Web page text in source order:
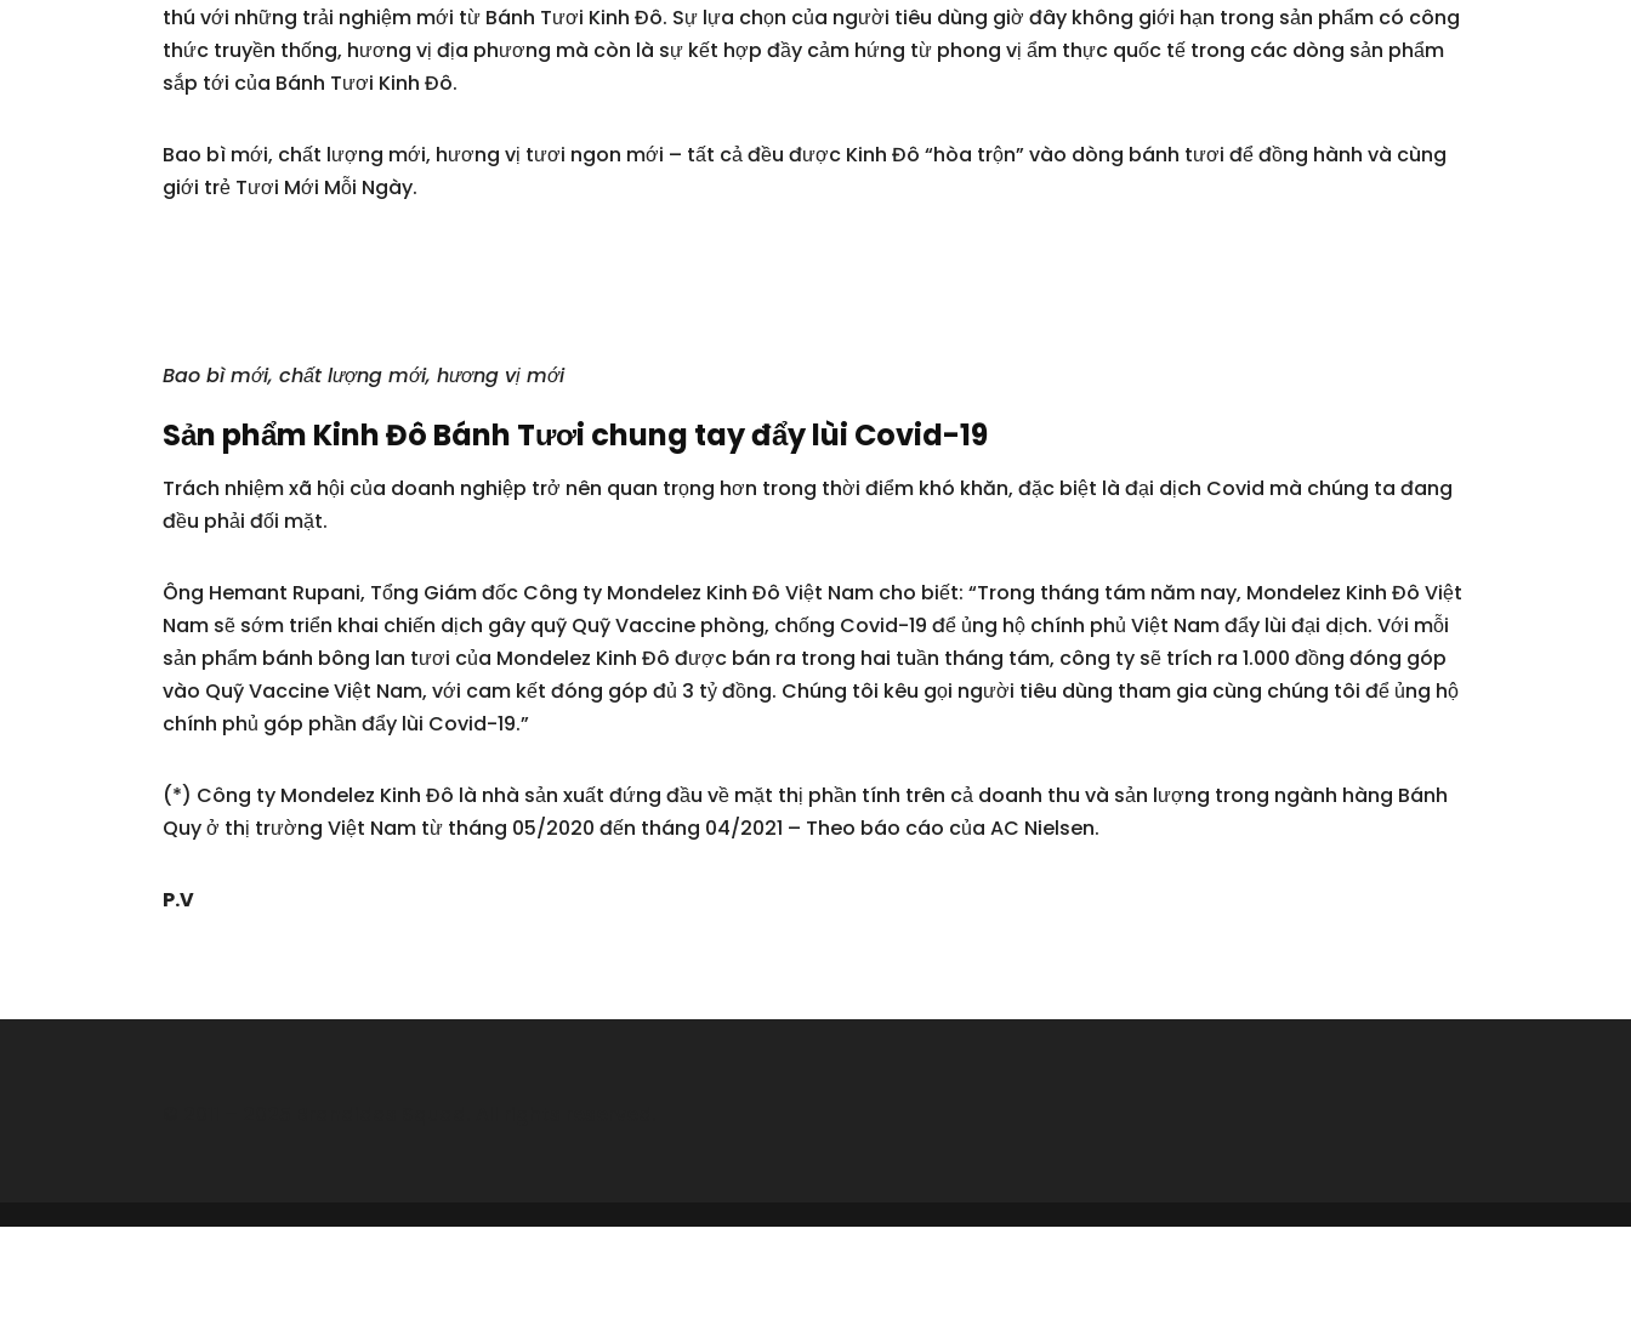
thú với những trải nghiệm mới từ Bánh Tươi Kinh Đô. Sự lựa chọn của người tiêu dùng giờ đây không giới hạn trong sản phẩm có công
thức truyền thống, hương vị địa phương mà còn là sự kết hợp đầy cảm hứng từ phong vị ẩm thực quốc tế trong các dòng sản phẩm
sắp tới của Bánh Tươi Kinh Đô.
Bao bì mới, chất lượng mới, hương vị tươi ngon mới – tất cả đều được Kinh Đô “hòa trộn” vào dòng bánh tươi để đồng hành và cùng
giới trẻ Tươi Mới Mỗi Ngày.
Bao bì mới, chất lượng mới, hương vị mới
Sản phẩm Kinh Đô Bánh Tươi chung tay đẩy lùi Covid-19
Trách nhiệm xã hội của doanh nghiệp trở nên quan trọng hơn trong thời điểm khó khăn, đặc biệt là đại dịch Covid mà chúng ta đang
đều phải đối mặt.
Ông Hemant Rupani, Tổng Giám đốc Công ty Mondelez Kinh Đô Việt Nam cho biết: “Trong tháng tám năm nay, Mondelez Kinh Đô Việt
Nam sẽ sớm triển khai chiến dịch gây quỹ Quỹ Vaccine phòng, chống Covid-19 để ủng hộ chính phủ Việt Nam đẩy lùi đại dịch. Với mỗi
sản phẩm bánh bông lan tươi của Mondelez Kinh Đô được bán ra trong hai tuần tháng tám, công ty sẽ trích ra 1.000 đồng đóng góp
vào Quỹ Vaccine Việt Nam, với cam kết đóng góp đủ 3 tỷ đồng. Chúng tôi kêu gọi người tiêu dùng tham gia cùng chúng tôi để ủng hộ
chính phủ góp phần đẩy lùi Covid-19.”
(*) Công ty Mondelez Kinh Đô là nhà sản xuất đứng đầu về mặt thị phần tính trên cả doanh thu và sản lượng trong ngành hàng Bánh
Quy ở thị trường Việt Nam từ tháng 05/2020 đến tháng 04/2021 – Theo báo cáo của AC Nielsen.
P.V